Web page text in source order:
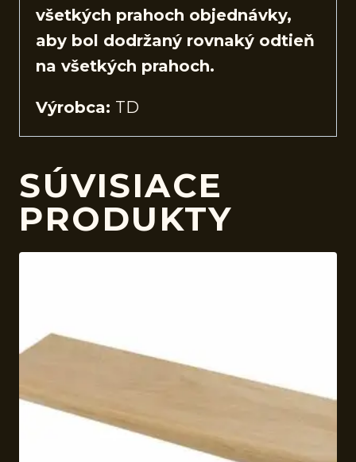
všetkých prahoch objednávky,
aby bol dodržaný rovnaký odtieň
na všetkých prahoch.
Výrobca: TD
SÚVISIACE
PRODUKTY